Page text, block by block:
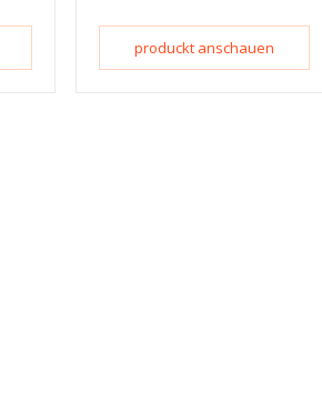
produckt anschauen